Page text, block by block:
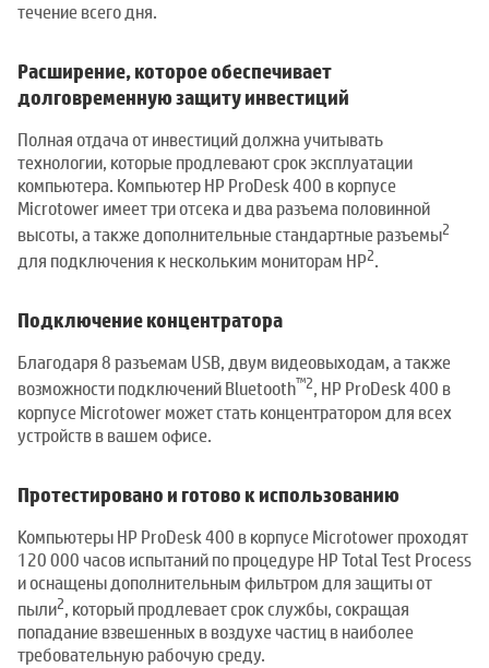
течение всего дня.
Расширение, которое обеспечивает
долговременную защиту инвестиций
Полная отдача от инвестиций должна учитывать
технологии, которые продлевают срок эксплуатации
компьютера. Компьютер HP ProDesk 400 в корпусе
Microtower имеет три отсека и два разъема половинной
высоты, а также дополнительные стандартные разъемы2
для подключения к нескольким мониторам HP2.
Подключение концентратора
Благодаря 8 разъемам USB, двум видеовыходам, а также
возможности подключений Bluetooth™2, HP ProDesk 400 в
корпусе Microtower может стать концентратором для всех
устройств в вашем офисе.
Протестировано и готово к использованию
Компьютеры HP ProDesk 400 в корпусе Microtower проходят
120 000 часов испытаний по процедуре HP Total Test Process
и оснащены дополнительным фильтром для защиты от
пыли2, который продлевает срок службы, сокращая
попадание взвешенных в воздухе частиц в наиболее
требовательную рабочую среду.